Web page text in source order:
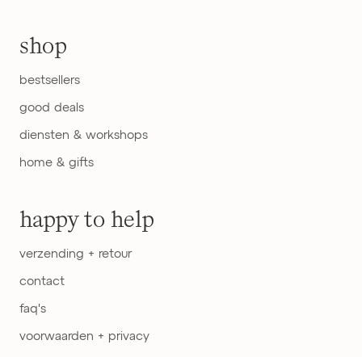
shop
bestsellers
good deals
diensten & workshops
home & gifts
happy to help
verzending + retour
contact
faq's
voorwaarden + privacy